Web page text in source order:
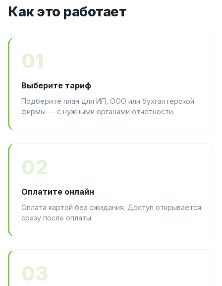
Как это работает
01
Выберите тариф
Подберите план для ИП, ООО или бухгалтерской
фирмы — с нужными органами отчётности.
02
Оплатите онлайн
Оплата картой без ожидания. Доступ открывается
сразу после оплаты.
03